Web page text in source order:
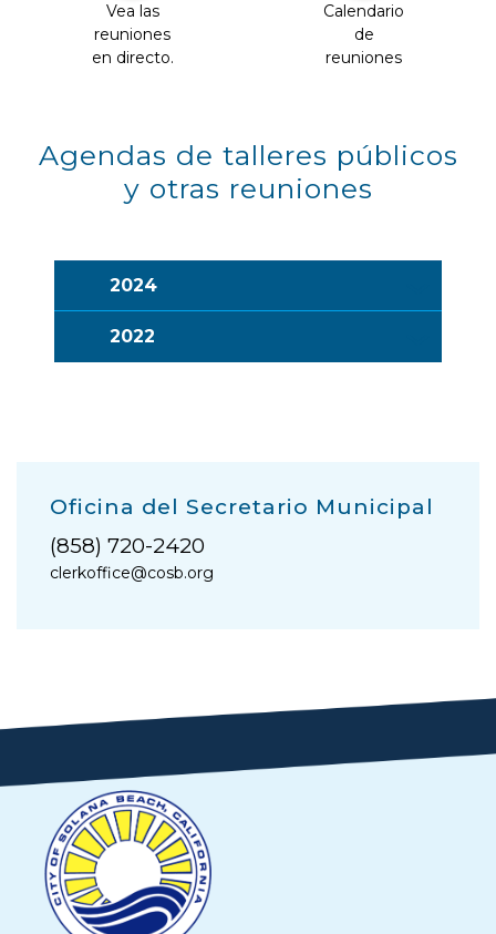
Vea las
reuniones
en directo.
Calendario
de
reuniones
Agendas de talleres públicos
y otras reuniones
2024
2022
Oficina del Secretario Municipal
(858) 720-2420
clerkoffice@cosb.org